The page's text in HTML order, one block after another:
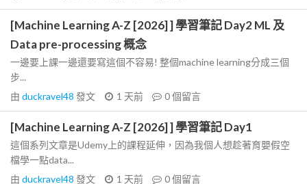
[Machine Learning A-Z [2026] ] 學習筆記 Day2 ML 及
Data pre-processing 概念
一邊要上課一邊還要寫這個不容易! 整個machine learning分成三個
步...
由 duckravel48 發文 1 天前 0個留言
[Machine Learning A-Z [2026] ] 學習筆記 Day1
這個系列文章是Udemy上的課程延伸，因為我個人想趁著育嬰假空
檔學一點data...
由 duckravel48 發文 1 天前 0個留言